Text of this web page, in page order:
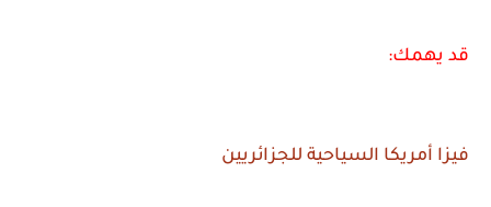
قد يهمك:
فيزا أمريكا السياحية للجزائريين